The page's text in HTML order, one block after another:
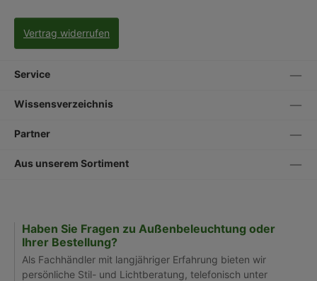
Vertrag widerrufen
Service
Wissensverzeichnis
Partner
Aus unserem Sortiment
Haben Sie Fragen zu Außenbeleuchtung oder
Ihrer Bestellung?
Als Fachhändler mit langjähriger Erfahrung bieten wir
persönliche Stil- und Lichtberatung, telefonisch unter